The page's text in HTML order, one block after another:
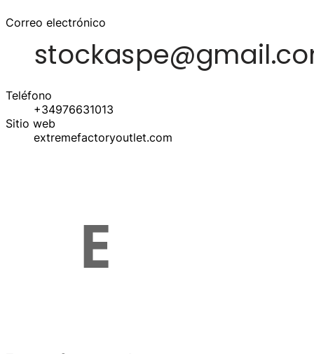
Correo electrónico
Teléfono
+34976631013
Sitio web
extremefactoryoutlet.com